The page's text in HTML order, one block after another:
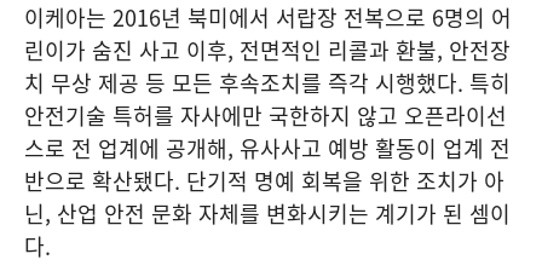
이케아는 2016년 북미에서 서랍장 전복으로 6명의 어
린이가 숨진 사고 이후, 전면적인 리콜과 환불, 안전장
치 무상 제공 등 모든 후속조치를 즉각 시행했다. 특히
안전기술 특허를 자사에만 국한하지 않고 오픈라이선
스로 전 업계에 공개해, 유사사고 예방 활동이 업계 전
반으로 확산됐다. 단기적 명예 회복을 위한 조치가 아
닌, 산업 안전 문화 자체를 변화시키는 계기가 된 셈이
다.